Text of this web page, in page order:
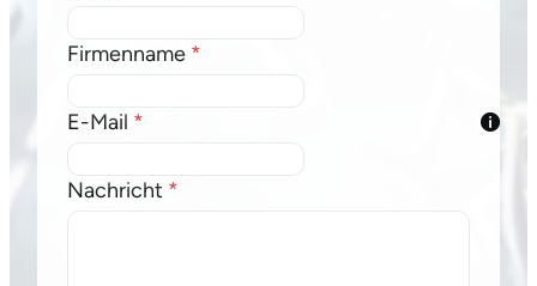
Firmenname *
E-Mail *
Nachricht *